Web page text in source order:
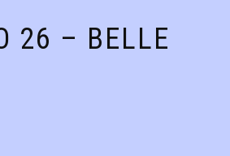
26 – BELLE